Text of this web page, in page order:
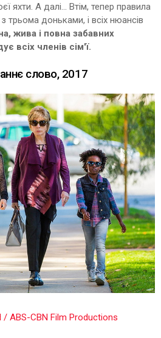
яхти. А далі... Втім, тепер правила
трьома доньками, і всіх нюансів
жива і повна забавних
всіх членів сім'ї.
слово, 2017
ABS-CBN Film Productions